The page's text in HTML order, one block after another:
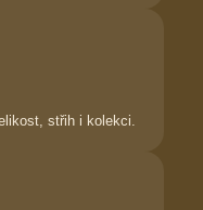
střih i kolekci.